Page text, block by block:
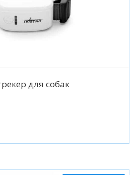
Подробнеедля собак